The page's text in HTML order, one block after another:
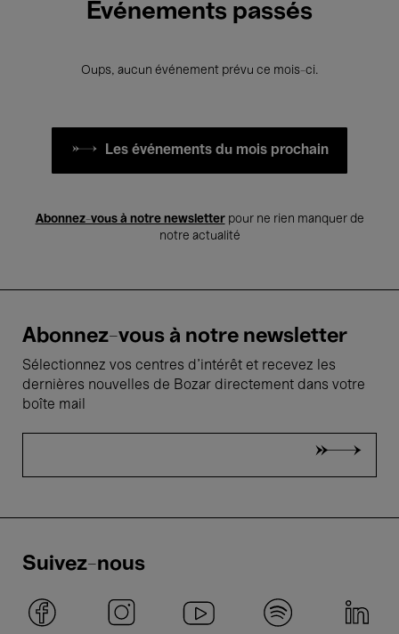
Événements passés
Oups, aucun événement prévu ce mois-ci.
Les événements du mois prochain
Abonnez-vous à notre newsletterpour ne rien manquer de
notre actualité
Abonnez-vous à notre newsletter
Sélectionnez vos centres d'intérêt et recevez les
dernières nouvelles de Bozar directement dans votre
boîte mail
Suivez-nous